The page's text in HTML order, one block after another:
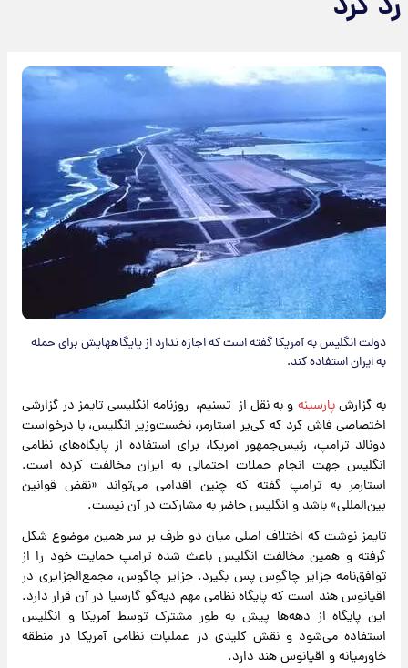
دولت انگلیس به آمریکا گفته است که اجازه ندارد از پایگاههایش برای حمله
به ایران استفاده کند.
به گزارشپارسینهو به نقل از تسنیم، روزنامه انگلیسی تایمز در گزارشی
اختصاصی فاش کرد که کی‌یر استارمر، نخست‌وزیر انگلیس، با درخواست
دونالد ترامپ، رئیس‌جمهور آمریکا، برای استفاده از پایگاه‌های نظامی
انگلیس جهت انجام حملات احتمالی به ایران مخالفت کرده است.
استارمر به ترامپ گفته که چنین اقدامی می‌تواند «نقض قوانین
بین‌المللی» باشد و انگلیس حاضر به مشارکت در آن نیست.
تایمز نوشت که اختلاف اصلی میان دو طرف بر سر همین موضوع شکل
گرفته و همین مخالفت انگلیس باعث شده ترامپ حمایت خود را از
توافق‌نامه جزایر چاگوس پس بگیرد. جزایر چاگوس، مجمع‌الجزایری در
اقیانوس هند است که پایگاه نظامی مهم دیه‌گو گارسیا در آن قرار دارد.
این پایگاه از دهه‌ها پیش به طور مشترک توسط آمریکا و انگلیس
استفاده می‌شود و نقش کلیدی در عملیات نظامی آمریکا در منطقه
خاورمیانه و اقیانوس هند دارد.